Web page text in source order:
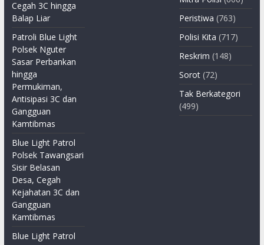
Cegah 3C hingga
Balap Liar
Patroli Blue Light
Polsek Nguter
Sasar Perbankan
hingga
Permukiman,
Antisipasi 3C dan
Gangguan
Kamtibmas
Blue Light Patrol
Polsek Tawangsari
Sisir Belasan
Desa, Cegah
Kejahatan 3C dan
Gangguan
Kamtibmas
Blue Light Patrol
Peristiwa (763)
Polisi Kita (717)
Reskrim (148)
Sorot (72)
Tak Berkategori
(499)